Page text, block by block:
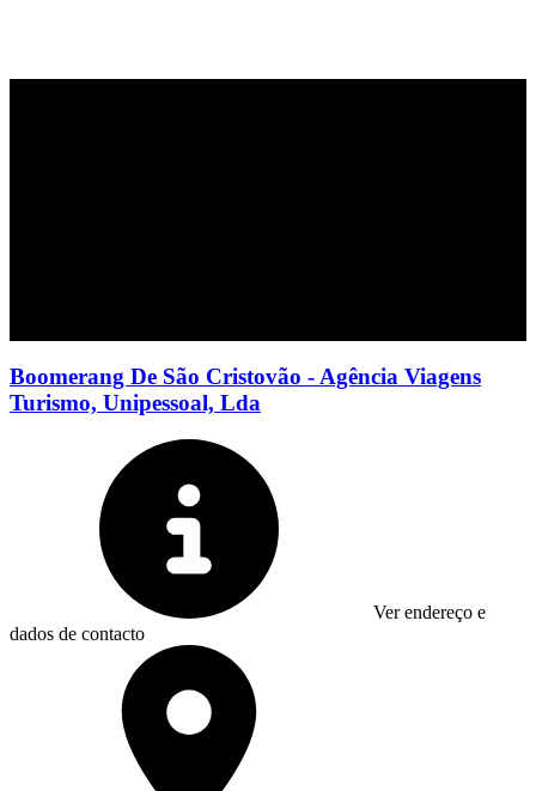
Boomerang De São Cristovão - Agência Viagens
Turismo, Unipessoal, Lda
Ver endereço e
dados de contacto